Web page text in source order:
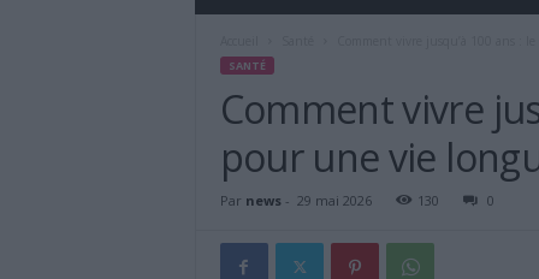
SANTÉ
Comment vivre
pour une vie
Par news- 29 mai 2026 130 0